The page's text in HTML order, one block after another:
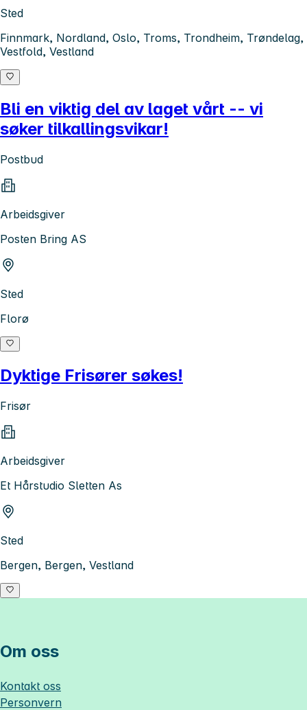
Sted
Finnmark, Nordland, Oslo, Troms, Trondheim, Trøndelag,
Vestfold, Vestland
Bli en viktig del av laget vårt -- vi
søker tilkallingsvikar!
Postbud
Arbeidsgiver
Posten Bring AS
Sted
Florø
Dyktige Frisører søkes!
Frisør
Arbeidsgiver
Et Hårstudio Sletten As
Sted
Bergen, Bergen, Vestland
Om oss
Kontakt oss
Personvern